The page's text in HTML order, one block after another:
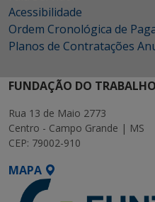
Acessibilidade
Ordem Cronológica de
Planos de Contratações
FUNDAÇÃO DO
Rua 13 de Maio 2773
Centro - Campo Grande | MS
CEP: 79002-910
MAPA